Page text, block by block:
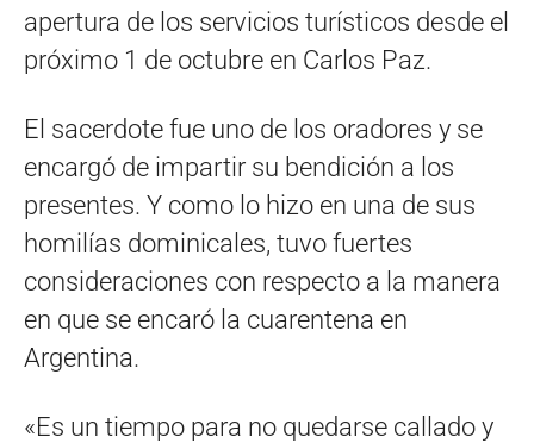
apertura de los servicios turísticos desde el
próximo 1 de octubre en Carlos Paz.
El sacerdote fue uno de los oradores y se
encargó de impartir su bendición a los
presentes. Y como lo hizo en una de sus
homilías dominicales, tuvo fuertes
consideraciones con respecto a la manera
en que se encaró la cuarentena en
Argentina.
«Es un tiempo para no quedarse callado y